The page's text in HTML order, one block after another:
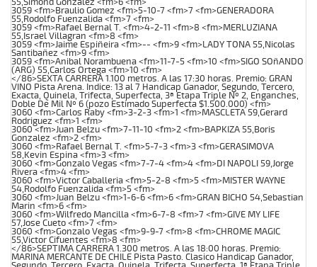
3059 <fm>Braulio Gomez <fm>5-10-7 <fm>7 <fm>GENERADORA
55,Rodolfo Fuenzalida <fm>7 <fm>
3059 <fm>Rafael Bernal T. <fm>4-2-11 <fm>8 <fm>MERLUZIANA
55,Israel Villagran <fm>8 <fm>
3059 <fm>Jaime Espiñeira <fm>-- <fm>9 <fm>LADY TONA 55,Nicolas
Santibañez <fm>9 <fm>
3059 <fm>Anibal Norambuena <fm>11-7-5 <fm>10 <fm>SIGO SOñANDO
(ARG) 55,Carlos Ortega <fm>10 <fm>
</86>SEXTA CARRERA 1.100 metros. A las 17:30 horas. Premio: GRAN
VINO Pista Arena. Indice: 13 al 7 Handicap Ganador, Segundo, Tercero,
Exacta, Quinela, Trifecta, Superfecta, 3ª Etapa Triple Nº 2, Enganches,
Doble De Mil Nº 6 (pozo Estimado Superfecta $1.500.000) <fm>
3060 <fm>Carlos Raby <fm>3-2-3 <fm>1 <fm>MASCLETA 59,Gerard
Rodriguez <fm>1 <fm>
3060 <fm>Juan Belzu <fm>7-11-10 <fm>2 <fm>BAPKIZA 55,Boris
Gonzalez <fm>2 <fm>
3060 <fm>Rafael Bernal T. <fm>5-7-3 <fm>3 <fm>GERASIMOVA
58,Kevin Espina <fm>3 <fm>
3060 <fm>Gonzalo Vegas <fm>7-7-4 <fm>4 <fm>DI NAPOLI 59,Jorge
Rivera <fm>4 <fm>
3060 <fm>Victor Caballeria <fm>5-2-8 <fm>5 <fm>MISTER WAYNE
54,Rodolfo Fuenzalida <fm>5 <fm>
3060 <fm>Juan Belzu <fm>1-6-6 <fm>6 <fm>GRAN BICHO 54,Sebastian
Marin <fm>6 <fm>
3060 <fm>Wilfredo Mancilla <fm>6-7-8 <fm>7 <fm>GIVE MY LIFE
57,Jose Cueto <fm>7 <fm>
3060 <fm>Gonzalo Vegas <fm>9-9-7 <fm>8 <fm>CHROME MAGIC
55,Victor Cifuentes <fm>8 <fm>
</86>SEPTIMA CARRERA 1.300 metros. A las 18:00 horas. Premio:
MARINA MERCANTE DE CHILE Pista Pasto. Clasico Handicap Ganador,